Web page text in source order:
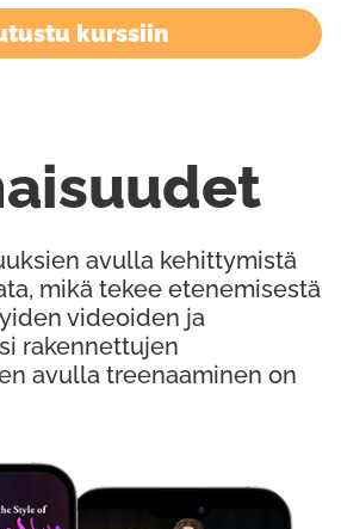
kurssiin
avulla kehittymistä
mikä tekee etenemisestä
videoiden ja
rakennettujen
avulla treenaaminen on